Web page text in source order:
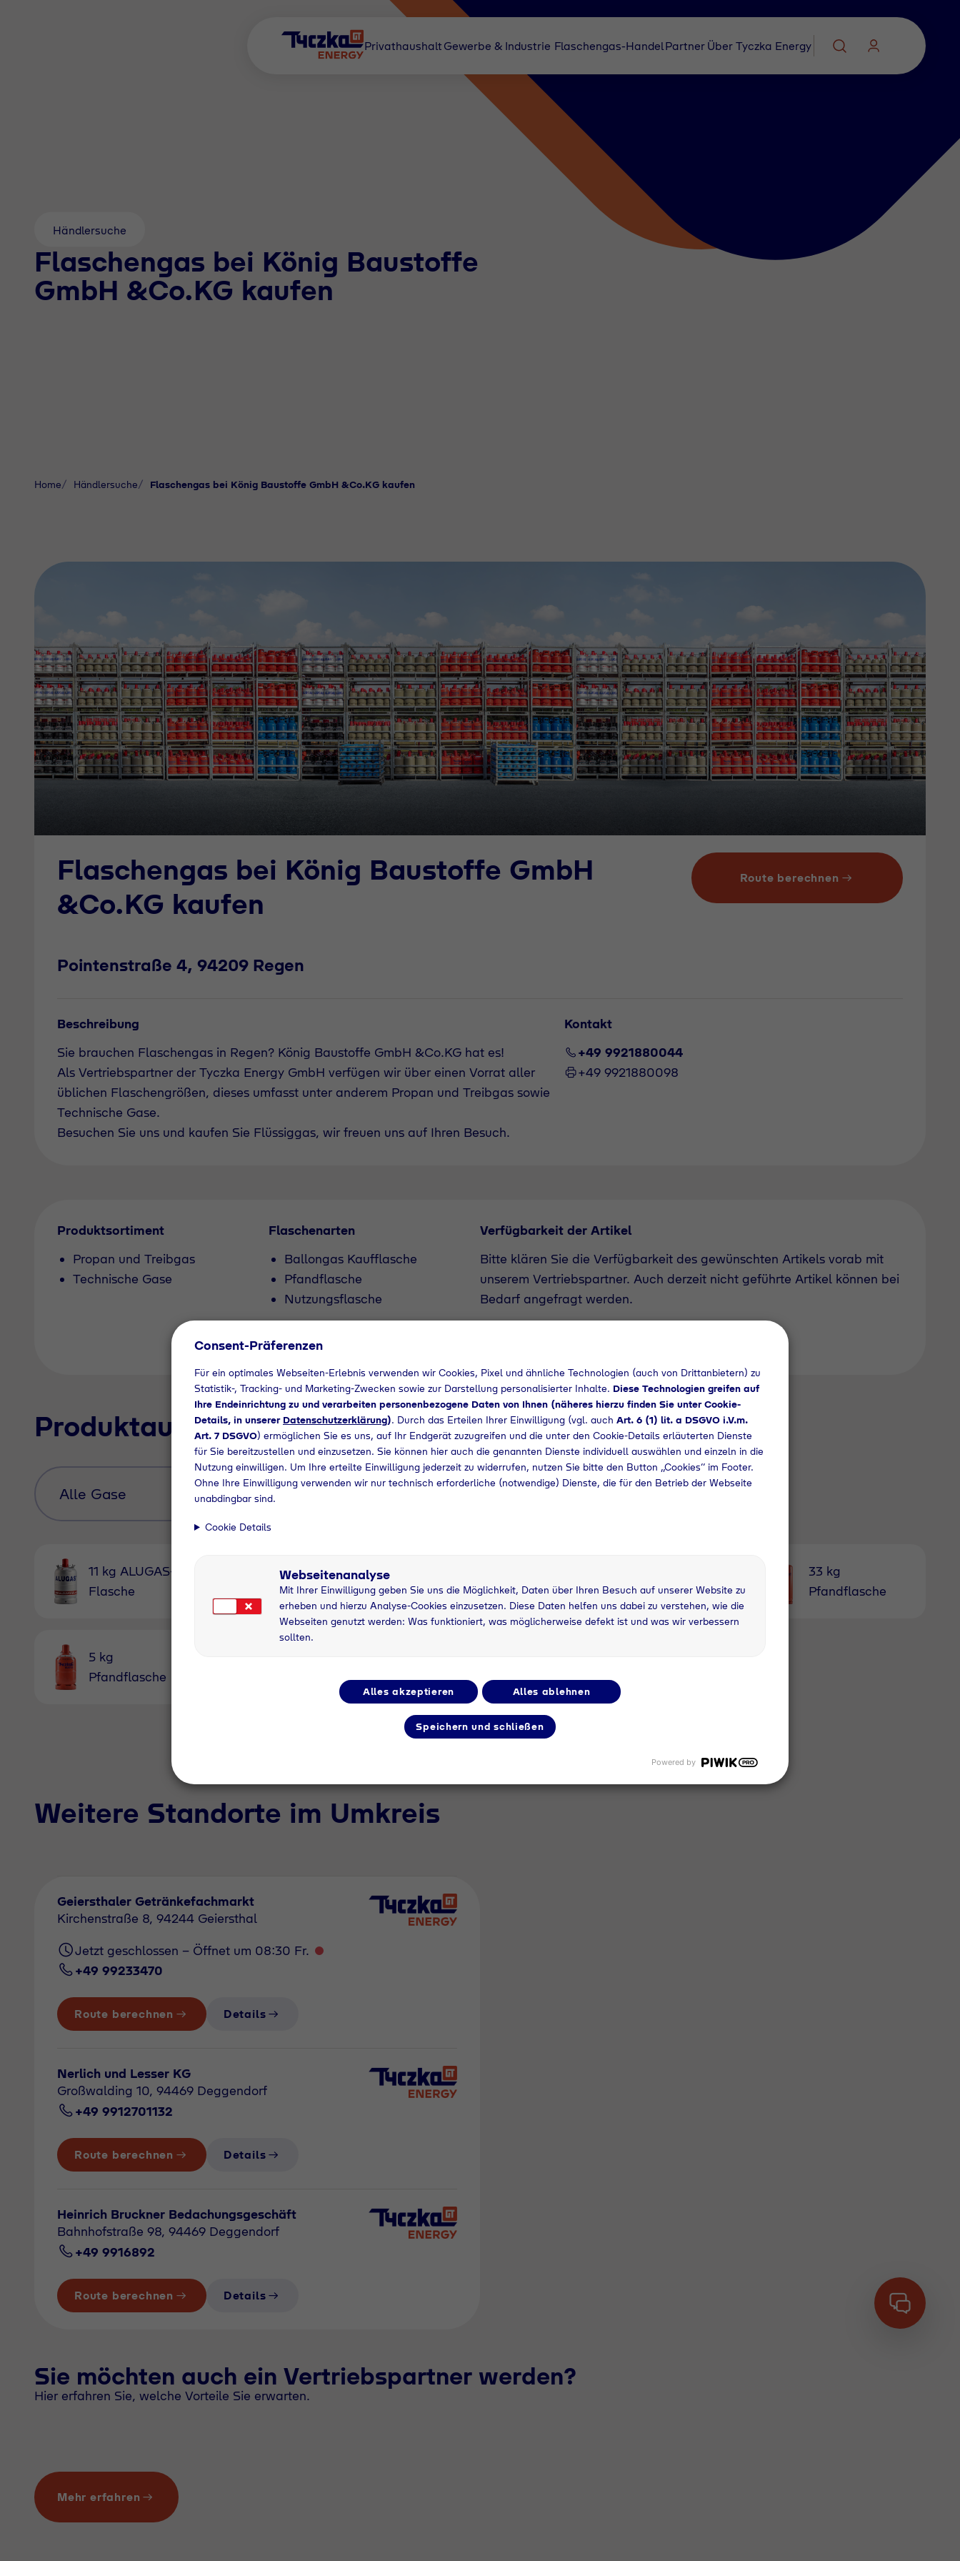
Privathaushalt Gewerbe & Industrie Flaschengas-Handel Partner Über Tyczka Energy
Händlersuche
Flaschengas bei König Baustoffe
GmbH &Co.KG kaufen
Home Händlersuche Flaschengas bei König Baustoffe GmbH &Co.KG kaufen
Flaschengas bei König Baustoffe GmbH
&Co.KG kaufen
Pointenstraße 4, 94209 Regen
Route berechnen
Beschreibung
Sie brauchen Flaschengas in Regen? König Baustoffe GmbH &Co.KG hat es!
Als Vertriebspartner der Tyczka Energy GmbH verfügen wir über einen Vorrat aller
üblichen Flaschengrößen, dieses umfasst unter anderem Propan und Treibgas sowie
Technische Gase.
Besuchen Sie uns und kaufen Sie Flüssiggas, wir freuen uns auf Ihren Besuch.
Kontakt
+49 9921880044
+49 9921880098
Produktsortiment
Propan und Treibgas
Technische Gase
Flaschenarten
Ballongas Kaufflasche
Pfandflasche
Nutzungsflasche
Verfügbarkeit der Artikel
Bitte klären Sie die Verfügbarkeit des gewünschten Artikels vorab mit
unserem Vertriebspartner. Auch derzeit nicht geführte Artikel können bei
Bedarf angefragt werden.
Produktauswahl
11 kg ALUGAS-
Flasche
Bluetec
Pfandflasche
Pfandflasche
Pfandflasche
33 kg
Pfandflasche
5 kg
Pfandflasche
Weitere Standorte im Umkreis
Geiersthaler Getränkefachmarkt
Kirchenstraße 8, 94244 Geiersthal
Jetzt geschlossen - Öffnet um 08:30 Fr.
+49 99233470
Route berechnen Details
Nerlich und Lesser KG
Großwalding 10, 94469 Deggendorf
+49 9912701132
Route berechnen Details
Heinrich Bruckner Bedachungsgeschäft
Bahnhofstraße 98, 94469 Deggendorf
+49 9916892
Route berechnen Details
Sie möchten auch ein Vertriebspartner werden?
Hier erfahren Sie, welche Vorteile Sie erwarten.
Mehr erfahren
Consent-Präferenzen
Für ein optimales Webseiten-Erlebnis verwenden wir Cookies, Pixel und ähnliche Technologien (auch von Drittanbietern) zu
Statistik-, Tracking- und Marketing-Zwecken sowie zur Darstellung personalisierter Inhalte. Diese Technologien greifen auf
Ihre Endeinrichtung zu und verarbeiten personenbezogene Daten von Ihnen (näheres hierzu finden Sie unter Cookie-
Details, in unserer Datenschutzerklärung). Durch das Erteilen Ihrer Einwilligung (vgl. auch Art. 6 (1) lit. a DSGVO i.V.m.
Art. 7 DSGVO) ermöglichen Sie es uns, auf Ihr Endgerät zuzugreifen und die unter den Cookie-Details erläuterten Dienste
für Sie bereitzustellen und einzusetzen. Sie können hier auch die genannten Dienste individuell auswählen und einzeln in die
Nutzung einwilligen. Um Ihre erteilte Einwilligung jederzeit zu widerrufen, nutzen Sie bitte den Button „Cookies“ im Footer.
Ohne Ihre Einwilligung verwenden wir nur technisch erforderliche (notwendige) Dienste, die für den Betrieb der Webseite
unabdingbar sind.
Cookie Details
Webseitenanalyse
Mit Ihrer Einwilligung geben Sie uns die Möglichkeit, Daten über Ihren Besuch auf unserer Website zu
erheben und hierzu Analyse-Cookies einzusetzen. Diese Daten helfen uns dabei zu verstehen, wie die
Webseiten genutzt werden: Was funktioniert, was möglicherweise defekt ist und was wir verbessern
sollten.
Alles akzeptieren Alles ablehnen
Speichern und schließen
Powered by